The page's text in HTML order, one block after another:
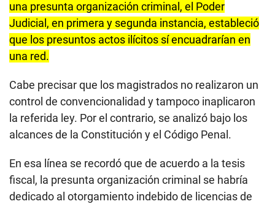
una presunta organización criminal, el Poder
Judicial, en primera y segunda instancia, estableció
que los presuntos actos ilícitos sí encuadrarían en
una red.
Cabe precisar que los magistrados no realizaron un
control de convencionalidad y tampoco inaplicaron
la referida ley. Por el contrario, se analizó bajo los
alcances de la Constitución y el Código Penal.
En esa línea se recordó que de acuerdo a la tesis
fiscal, la presunta organización criminal se habría
dedicado al otorgamiento indebido de licencias de